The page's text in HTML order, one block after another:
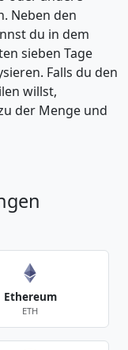
Neben den
du in dem
sieben Tage
Falls du den
willst,
der Menge und
Ethereum
ETH